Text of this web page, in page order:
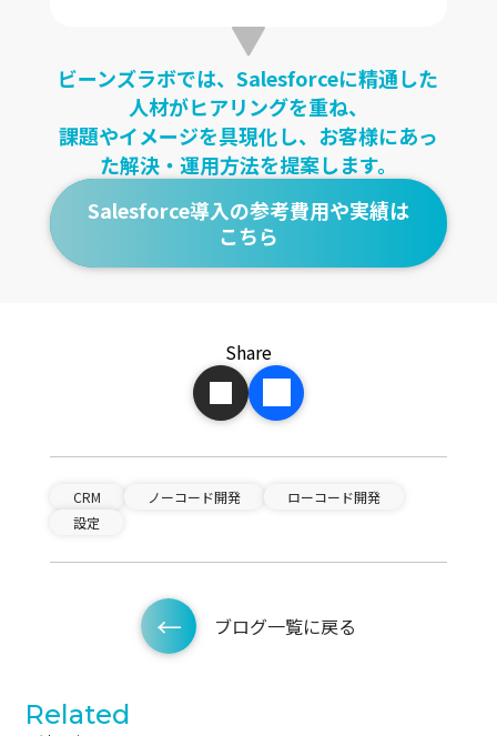
ビーンズラボでは、Salesforceに精通した
人材がヒアリングを重ね、
課題やイメージを具現化し、お客様にあっ
た解決・運用方法を提案します。
Salesforce導入の参考費用や実績は
こちら
Share
CRM ノーコード開発
ローコード開発
設定
ブログ一覧に戻る
Related